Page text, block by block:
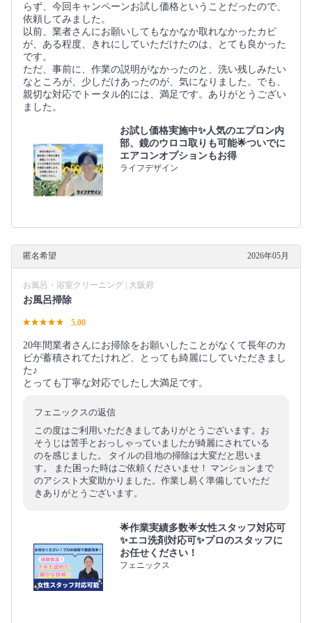
らず、今回キャンペーンお試し価格ということだったので、
依頼してみました。
以前、業者さんにお願いしてもなかなか取れなかったカビ
が、ある程度、きれにしていただけたのは、とても良かった
です。
ただ、事前に、作業の説明がなかったのと、洗い残しみたい
なところが、少しだけあったのが、気になりました。でも、
親切な対応でトータル的には、満足です。ありがとうござい
ました。
お試し価格実施中✨人気のエプロン内
部、鏡のウロコ取りも可能🌟ついでに
エアコンオプションもお得
ライフデザイン
匿名希望 2026年05月
お風呂・浴室クリーニング | 大阪府
お風呂掃除
5.00
20年間業者さんにお掃除をお願いしたことがなくて長年のカ
ビが蓄積されてたけれど、とっても綺麗にしていただきまし
た♪
とっても丁寧な対応でしたし大満足です。
フェニックスの返信
この度はご利用いただきましてありがとうございます。お
そうじは苦手とおっしゃっていましたが綺麗にされている
のを感じました。 タイルの目地の掃除は大変だと思いま
す。 また困った時はご依頼くださいませ！ マンションまで
のアシスト大変助かりました。作業し易く準備していただ
きありがとうございます。
🌟作業実績多数🌟女性スタッフ対応可
✨エコ洗剤対応可✨プロのスタッフに
お任せください！
フェニックス